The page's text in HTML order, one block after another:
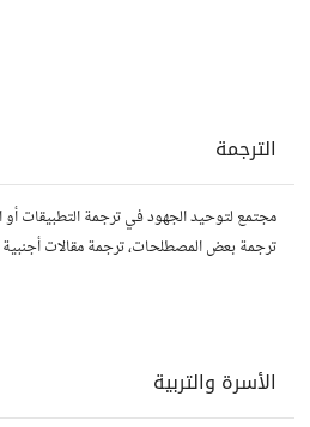
الترجمة
مجتمع لتوحيد الجهود في ترجمة التطبيقات أو
ترجمة بعض المصطلحات، ترجمة مقالات
الأسرة والتربية